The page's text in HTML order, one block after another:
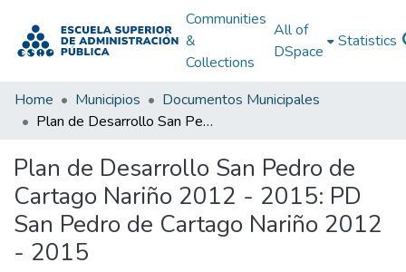
Communities
&
Collections
All of
DSpace
Statistics
Home Municipios
Documentos Municipales
Plan de Desarrollo San Pedro de Cartago Nariño 2012 - 2015: PD San Pedro de Cartago Nariño 2012 - 2015
Plan de Desarrollo San Pedro de
Cartago Nariño 2012 - 2015: PD
San Pedro de Cartago Nariño 2012
- 2015